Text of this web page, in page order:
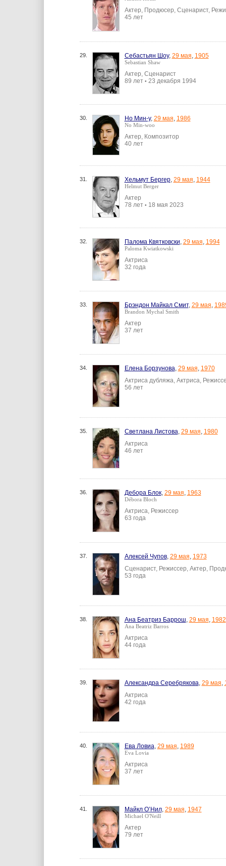
Актер, Продюсер, Сценарист,
45 лет
29. Себастьян Шоу, 29 мая, 1905
Sebastian Shaw
Актер, Сценарист
89 лет • 23 декабря 1994
30. Но Мин-у, 29 мая, 1986
No Min-woo
Актер, Композитор
40 лет
31. Хельмут Бергер, 29 мая, 1944
Helmut Berger
Актер
78 лет • 18 мая 2023
32. Палома Квятковски, 29 мая, 1994
Paloma Kwiatkowski
Актриса
32 года
33. Брэндон Майкал Смит, 29 мая,
Brandon Mychal Smith
Актер
37 лет
34. Елена Борзунова, 29 мая, 1970
Актриса дубляжа, Актриса,
56 лет
35. Светлана Листова, 29 мая, 1980
Актриса
46 лет
36. Дебора Блок, 29 мая, 1963
Débora Bloch
Актриса, Режиссер
63 года
37. Алексей Чупов, 29 мая, 1973
Сценарист, Режиссер, Актер,
53 года
38. Ана Беатриз Баррош, 29 мая, 1982
Ana Beatriz Barros
Актриса
44 года
39. Александра Серебрякова, 29 мая,
Актриса
42 года
40. Ева Ловиа, 29 мая, 1989
Eva Lovia
Актриса
37 лет
41. Майкл О’Нил, 29 мая, 1947
Michael O'Neill
Актер
79 лет